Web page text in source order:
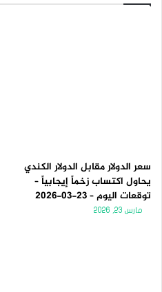
سعر الدولار مقابل الدولار الكندي
يحاول اكتساب زخماً إيجابياً –
توقعات اليوم – 23-03-2026
مارس 23, 2026